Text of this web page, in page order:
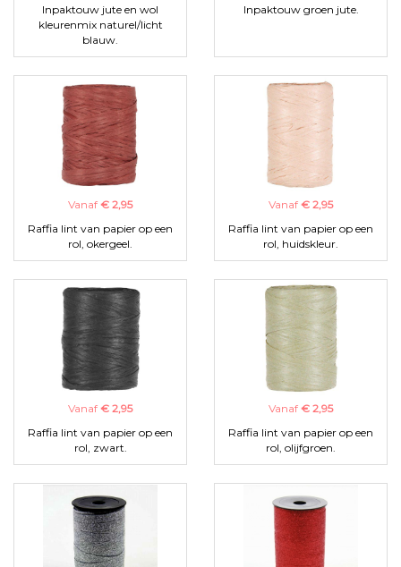
Inpaktouw jute en wol
kleurenmix naturel/licht
blauw.
Inpaktouw groen jute.
Vanaf € 2,95
Raffia lint van papier op een
rol, okergeel.
Vanaf € 2,95
Raffia lint van papier op een
rol, huidskleur.
Vanaf € 2,95
Raffia lint van papier op een
rol, zwart.
Vanaf € 2,95
Raffia lint van papier op een
rol, olijfgroen.